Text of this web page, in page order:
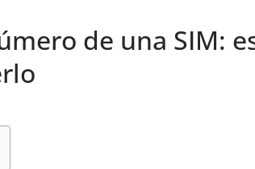
de una SIM: